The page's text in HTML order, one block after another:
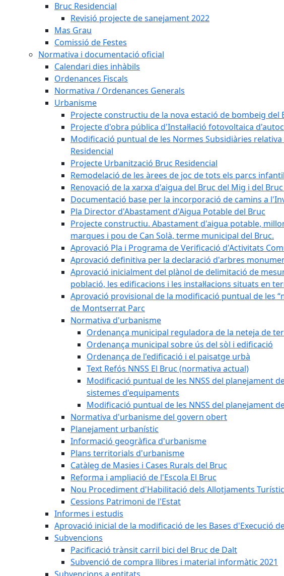
Bruc Residencial
Revisió projecte de sanejament 2022
Mas Grau
Comissió de Festes
Normativa i documentació oficial
Calendari dies inhàbils
Ordenances Fiscals
Normativa / Ordenances Generals
Urbanisme
Projecte constructiu de la nova estació de bombeig del
Projecte d'obra pública d'Instal·lació fotovoltaica
Modificació puntual de les Normes Subsidiàries
Residencial
Projecte Urbanització Bruc Residencial
Remodelació de les àrees de joc de tots els parcs
Renovació de la xarxa d'aigua del Bruc del Mig i del
Documentació base per la incorporació de camins a
Pla Director d'Abastament d'Aigua Potable del Bruc
Projecte constructiu. Abastament d'aigua potable,
marques i pou de Can Solà, terme municipal del Bruc.
Aprovació Pla i Programa de Verificació d'Activitats
Aprovació definitiva per la declaració d'arbres
Aprovació inicialment del plànol de delimitació de
població, les edificacions i les instal·lacions situats en
Aprovació provisional de la modificació puntual de les
de Montserrat Parc
Normativa d'urbanisme
Ordenança municipal reguladora de la neteja de
Ordenança municipal sobre ús del sòl i edificació
Ordenança de l'edificació i el paisatge urbà
Text Refós NNSS El Bruc (normativa actual)
Modificació puntual de les NNSS del planejament
sistemes d'equipaments
Modificació puntual de les NNSS del planejament
Normativa d'urbanisme del govern obert
Planejament urbanístic
Informació geogràfica d'urbanisme
Plans territorials d'urbanisme
Catàleg de Masies i Cases Rurals del Bruc
Reforma i ampliació de l'Escola El Bruc
Nou Procediment d'Habilitació dels Allotjaments
Cessions Patrimoni de l'Estat
Informes i estudis
Aprovació inicial de la modificació de les Bases d'Execució
Subvencions
Pacificació trànsit carril bici del Bruc de Dalt
Subvenció de compra llibres i material informàtic 2021